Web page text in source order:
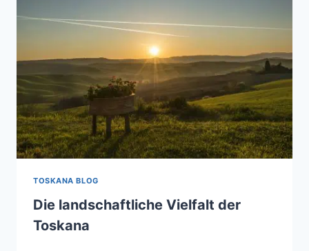
TOSKANA BLOG
Die landschaftliche Vielfalt der
Toskana